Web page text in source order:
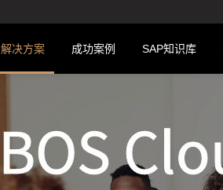
解决方案 成功案例 SAP知识库